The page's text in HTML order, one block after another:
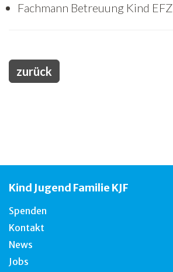
News
Fachmann Betreuung Kind EFZ
zurück
Kind Jugend Familie KJF
Spenden
Kontakt
News
Jobs